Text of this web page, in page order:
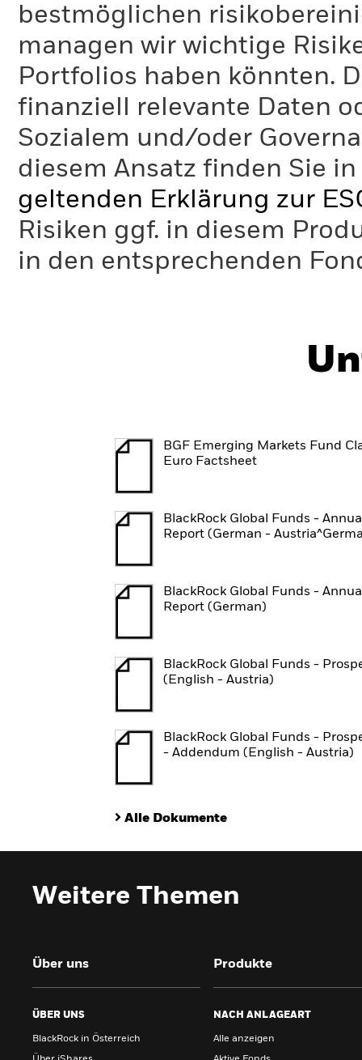
bestmöglichen
managen wir wichtige
Portfolios haben könnten.
finanziell relevante Daten
Sozialem und/oder
diesem Ansatz finden Sie
geltenden Erklärung zur
Risiken ggf. in diesem
in den entsprechenden
BGF Emerging Markets Fund
Euro Factsheet
BlackRock Global Funds -
Report (German -
BlackRock Global Funds -
Report (German)
BlackRock Global Funds -
(English - Austria)
BlackRock Global Funds -
- Addendum (English - Austria)
Alle Dokumente
Weitere Themen
Über uns
ÜBER UNS
BlackRock in Österreich
Produkte
NACH ANLAGEART
Alle anzeigen